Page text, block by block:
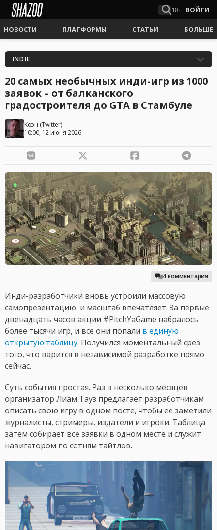
18+ ВОЙТИ
НОВОСТИ ПЛАТФОРМЫ СТАТЬИ БОЛЬШЕ
INDIE
20 самых необычных инди-игр из 1000
заявок – от балканского
градостроителя до GTA в Стамбуле
Коэн (Twitter)
10:00, 12 июня 2026
4 комментария
Инди-разработчики вновь устроили массовую
самопрезентацию, и масштаб впечатляет. За первые
двенадцать часов акции #PitchYaGame набралось
более тысячи игр, и все они попали в единую
открытую таблицу. Получился моментальный срез
того, что варится в независимой разработке прямо
сейчас.
Суть события простая. Раз в несколько месяцев
организатор Лиам Тауз предлагает разработчикам
описать свою игру в одном посте, чтобы её заметили
журналисты, стримеры, издатели и игроки. Таблица
затем собирает все заявки в одном месте и служит
навигатором по сотням тайтлов.